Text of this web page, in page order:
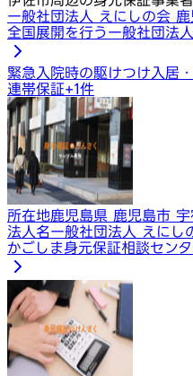
一般社団法人 えにしの会
全国展開を行う一般社団法人
緊急入院時の駆けつけ 入居
連帯保証+1件
所在地鹿児島県 鹿児島市
法人名一般社団法人 えにし
かごしま身元保証相談センタ